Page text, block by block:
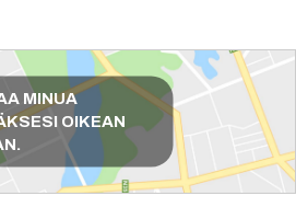
MINUA
OIKEAN